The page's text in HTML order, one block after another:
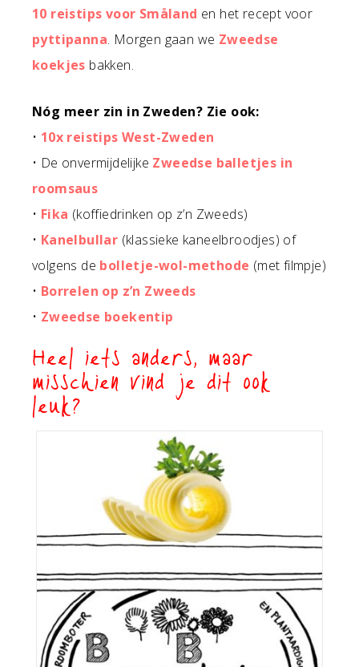
10 reistips voor Småland en het recept voor
pyttipanna. Morgen gaan we Zweedse
koekjes bakken.
Nóg meer zin in Zweden? Zie ook:
• 10x reistips West-Zweden
• De onvermijdelijke Zweedse balletjes in
roomsaus
• Fika (koffiedrinken op z’n Zweeds)
• Kanelbullar (klassieke kaneelbroodjes) of
volgens de bolletje-wol-methode (met filmpje)
• Borrelen op z’n Zweeds
• Zweedse boekentip
Heel iets anders, maar
misschien vind je dit ook
leuk?